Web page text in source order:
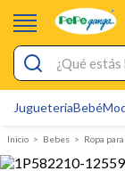
¿Qué estás
JugueteriaBebé
Bebes Ropa para bebé
Pijamas